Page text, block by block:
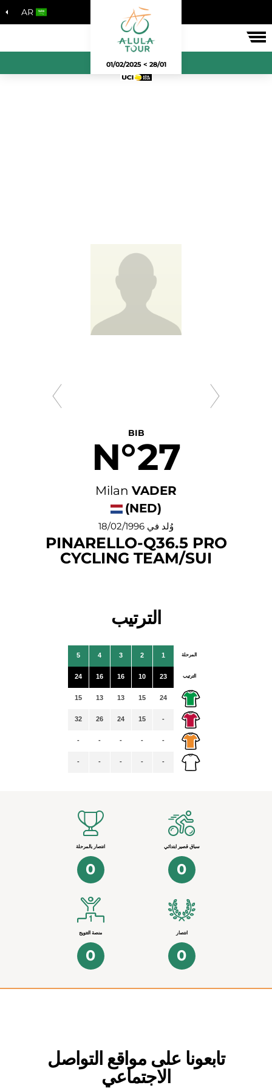
AR
28/01 > 01/02/2025
BIB
N°27
Milan VADER
(NED)
وُلد في 18/02/1996
PINARELLO-Q36.5 PRO
CYCLING TEAM/SUI
الترتيب
المرحلة
الترتيب
1
23
24
-
-
-
2
10
15
15
-
-
3
16
13
24
-
-
4
16
13
26
-
-
5
24
15
32
-
-
سباق قصير ابتدائي
0
انتصار بالمرحلة
0
انتصار
0
منصة التتويج
0
تابعونا على مواقع التواصل
الاجتماعي